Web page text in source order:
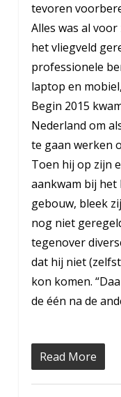
tevoren
Alles was al
het vliegveld
professionele
laptop en
Begin 2015
Nederland om
te gaan werken
Toen hij op zijn
aankwam bij
gebouw, bleek
nog niet
tegenover
dat hij niet
kon komen.
de één na de
Read More